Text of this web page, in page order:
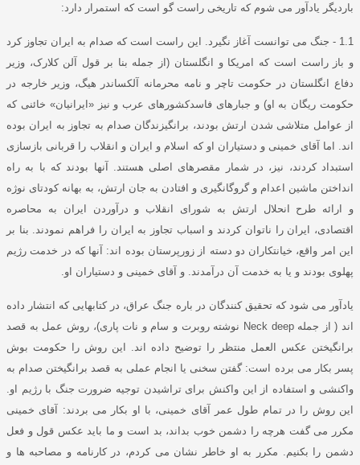
باردیگر یادآور می شوم که تاریخی راست گو است که استمرار دارد :
1.1 - جنگ می توانست آغاز نگیرد
این راست است که صدام به ایران تجاوز کرد
و باز راست است که امریکا و انگلستان (از جمله بنا بر قول آلن کلارک، وزیر
دفاع انگلستان در حکومت تاچر و نامه محرمانه آلکساندر هیگ، وزیر خارجه در
حکومت ریگان به او)و جبارهای فاسدکشورهای عرب و نیز« ایرانیان» خائنی که
از عوامل متلاشی شدن ارتش بودند، برانگیزندگان صدام به تجاوز به ایران بوده
اند
اما آقای خمینی و دستیاران او که اسلام و ایران و انقلاب را قربانی بازسازی
استبداد کردند، نیز، در شمار مقصرهای اصلی هستند
آنها بودند که با به راه
انداختن ماشین اعدام و گروگانگیری و افتادن به جان ارتش، به بهانه کودتای نوژه
و ارائه طرح انحلال ارتش به شورای انقلاب و درآوردن ایران به محاصره
اقتصادی، ایران را ناتوان کردند و اسباب تجاوز به ایران را فراهم نمودند
بنا بر
این امر واقع، خیانتکاران دو دسته از زورپرستان بوده اند :
آنها که در خدمت رژیم
پهلوی بودند و یا به خدمت آن درآمدند
و آقای خمینی و دستیاران او
یادآور می شود که تحقیق کنندگان در باره جنگ عراق، در کتابهایی که انتشار داده
اند ( از جملهNeck deep نوشته روبرت و سام و نات پاری)، روش عمل به قصد
برانگیختن عکس العمل منتظر را توضیح داده اند
این روش را حکومت بوش
پسر بکار می برده است:گفتن سخنی یا انجام عملی به قصد برانگیختن صدام به
واکنشی و استفاده از این واکنش برای تراشیدن توجیه ضرورت جنگ با رژیم او
این روش را در تمام طول عمر آقای خمینی، با او بکار می بردند :
آقای خمینی
مکرر می گفت هرچه را دشمن خوب بداند، بد است و ما باید عکس قول و فعل
دشمن را بکنیم
مکرر به او خاطر نشان می کردم، در کارنامه و مصاحبه ها و